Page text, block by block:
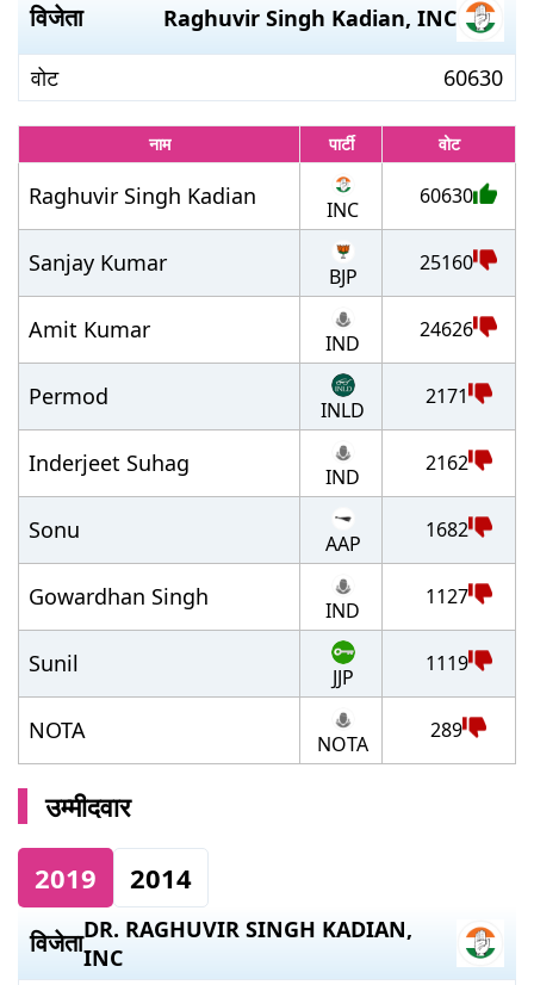
विजेता Raghuvir Singh Kadian, INC
वोट 60630
नाम पार्टी वोट
Raghuvir Singh Kadian INC
60630
Sanjay Kumar BJP
25160
Amit Kumar IND
24626
Permod INLD
2171
Inderjeet Suhag IND
2162
Sonu AAP
1682
Gowardhan Singh IND
1127
Sunil JJP
1119
NOTA NOTA
289
उम्मीदवार
2019
2014
विजेताDR. RAGHUVIR SINGH KADIAN,
INC